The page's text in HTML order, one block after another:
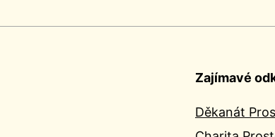
Zajímavé
Děkanát